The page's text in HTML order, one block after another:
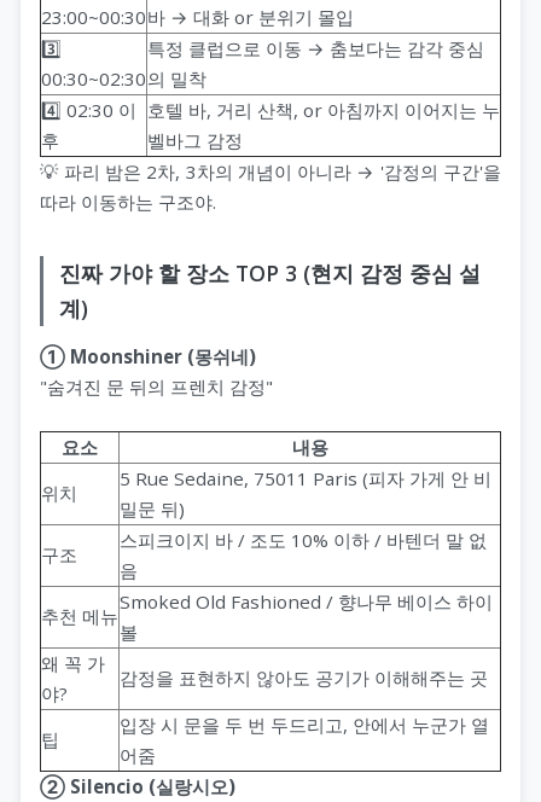
23:00~00:30바 → 대화 or 분위기 몰입
3️⃣
00:30~02:30
특정 클럽으로 이동 → 춤보다는 감각 중심
의 밀착
4️⃣ 02:30 이
후
호텔 바, 거리 산책, or 아침까지 이어지는 누
벨바그 감정
💡 파리 밤은 2차, 3차의 개념이 아니라 → '감정의 구간'을
따라 이동하는 구조야.
진짜 가야 할 장소 TOP 3 (현지 감정 중심 설
계)
① Moonshiner (몽쉬네)
"숨겨진 문 뒤의 프렌치 감정"
요소
내용
위치
5 Rue Sedaine, 75011 Paris (피자 가게 안 비
밀문 뒤)
구조
스피크이지 바 / 조도 10% 이하 / 바텐더 말 없
음
추천 메뉴
Smoked Old Fashioned / 향나무 베이스 하이
볼
왜 꼭 가
야?
감정을 표현하지 않아도 공기가 이해해주는 곳
팁
입장 시 문을 두 번 두드리고, 안에서 누군가 열
어줌
② Silencio (실랑시오)